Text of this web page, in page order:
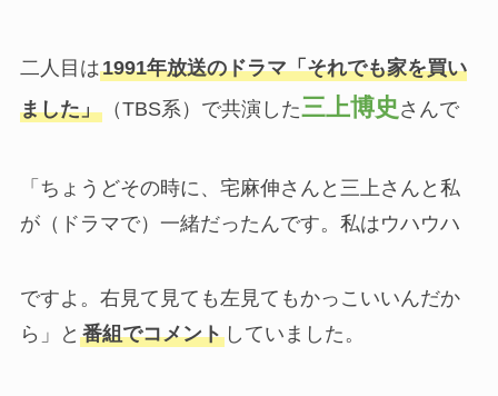
二人目は1991年放送のドラマ「それでも家を買い
ました」（TBS系）で共演した三上博史 さんで
「ちょうどその時に、宅麻伸さんと三上さんと私
が（ドラマで）一緒だったんです。私はウハウハ
ですよ。右見て見ても左見てもかっこいいんだか
ら」と 番組でコメントしていました。